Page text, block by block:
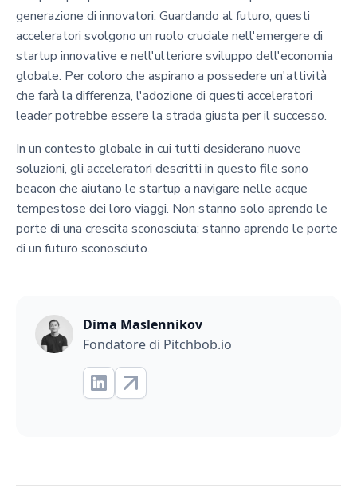
generazione di innovatori. Guardando al futuro, questi
acceleratori svolgono un ruolo cruciale nell'emergere di
startup innovative e nell'ulteriore sviluppo dell'economia
globale. Per coloro che aspirano a possedere un'attività
che farà la differenza, l'adozione di questi acceleratori
leader potrebbe essere la strada giusta per il successo.
In un contesto globale in cui tutti desiderano nuove
soluzioni, gli acceleratori descritti in questo file sono
beacon che aiutano le startup a navigare nelle acque
tempestose dei loro viaggi. Non stanno solo aprendo le
porte di una crescita sconosciuta; stanno aprendo le porte
di un futuro sconosciuto.
Dima Maslennikov
Fondatore di Pitchbob.io